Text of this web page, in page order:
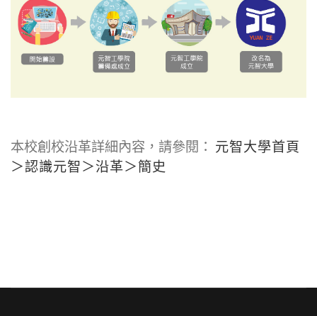
本校創校沿革詳細內容，請參閱：
元智大學首頁
＞認識元智＞沿革＞簡史